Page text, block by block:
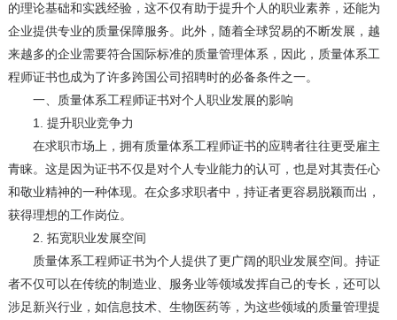
的理论基础和实践经验，这不仅有助于提升个人的职业素养，还能为
企业提供专业的质量保障服务。此外，随着全球贸易的不断发展，越
来越多的企业需要符合国际标准的质量管理体系，因此，质量体系工
程师证书也成为了许多跨国公司招聘时的必备条件之一。
一、质量体系工程师证书对个人职业发展的影响
1. 提升职业竞争力
在求职市场上，拥有质量体系工程师证书的应聘者往往更受雇主
青睐。这是因为证书不仅是对个人专业能力的认可，也是对其责任心
和敬业精神的一种体现。在众多求职者中，持证者更容易脱颖而出，
获得理想的工作岗位。
2. 拓宽职业发展空间
质量体系工程师证书为个人提供了更广阔的职业发展空间。持证
者不仅可以在传统的制造业、服务业等领域发挥自己的专长，还可以
涉足新兴行业，如信息技术、生物医药等，为这些领域的质量管理提